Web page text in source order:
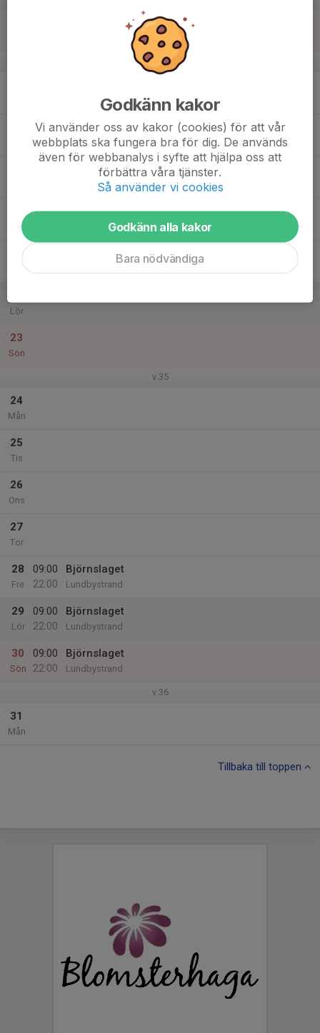
v.34
Tor
Lör
23
Sön
v.35
24
Mån
25
Tis
26
Ons
27
Tor
28
Fre
09:00
22:00
Björnslaget
Lundbystrand
29
Lör
09:00
22:00
Björnslaget
Lundbystrand
30
Sön
09:00
22:00
Björnslaget
Lundbystrand
v.36
31
Mån
Tillbaka till toppen
Godkänn kakor
Vi använder oss av kakor (cookies) för att vår
webbplats ska fungera bra för dig. De används
även för webbanalys i syfte att hjälpa oss att
förbättra våra tjänster.
Så använder vi cookies
Godkänn alla kakor
Bara nödvändiga